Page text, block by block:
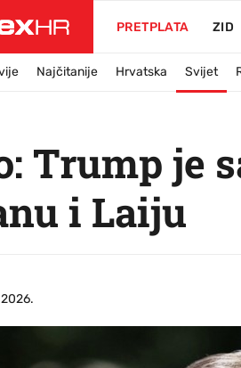
PRETPLATA ZID
Najčitanije Hrvatska Svijet
Trump je
i Laiju